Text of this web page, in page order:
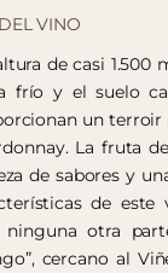
VINO
de casi 1.500
frío y el suelo
un terroir
La fruta
de sabores y
de este
ninguna otra
cercano al